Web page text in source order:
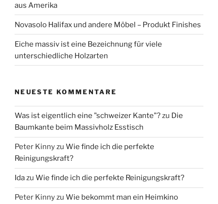
aus Amerika
Novasolo Halifax und andere Möbel – Produkt Finishes
Eiche massiv ist eine Bezeichnung für viele
unterschiedliche Holzarten
NEUESTE KOMMENTARE
Was ist eigentlich eine "schweizer Kante"?zu Die
Baumkante beim Massivholz Esstisch
Peter Kinnyzu Wie finde ich die perfekte
Reinigungskraft?
Idazu Wie finde ich die perfekte Reinigungskraft?
Peter Kinnyzu Wie bekommt man ein Heimkino